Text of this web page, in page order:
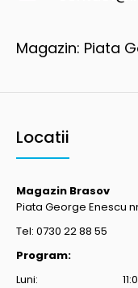
Magazin: Piata
Locatii
Magazin Brasov
Piata George Enescu
Tel: 0730 22 88 55
Program:
Luni: 11:00-